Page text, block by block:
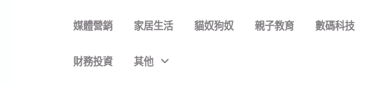
媒體營銷 家居生活 貓奴狗奴 親子教育 數碼科技
財務投資 其他